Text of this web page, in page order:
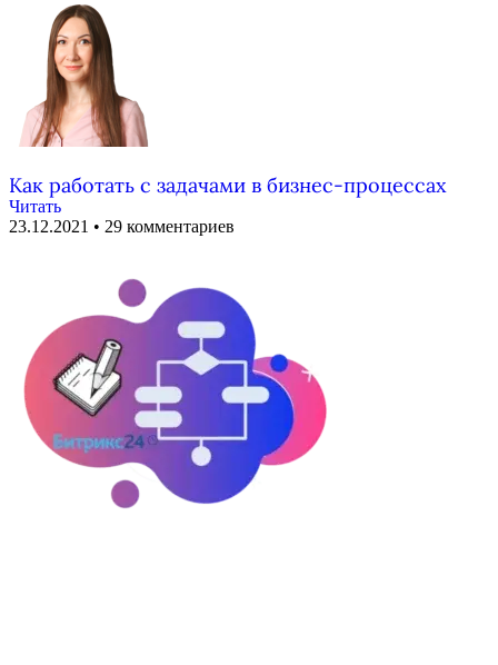
Как работать с задачами в бизнес-процессах
Читать
23.12.2021
29 комментариев